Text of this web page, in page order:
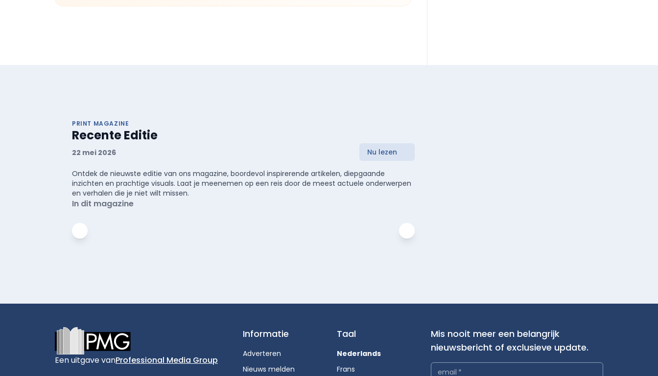
PRINT MAGAZINE
Recente Editie
22 mei 2026 Nu lezen
Ontdek de nieuwste editie van ons magazine, boordevol inspirerende artikelen, diepgaande
inzichten en prachtige visuals. Laat je meenemen op een reis door de meest actuele onderwerpen
en verhalen die je niet wilt missen.
In dit magazine
Een uitgave vanProfessional Media Group
Informatie
Adverteren
Nieuws melden
Taal
Nederlands
Frans
Mis nooit meer een belangrijk
nieuwsbericht of exclusieve update.
email *